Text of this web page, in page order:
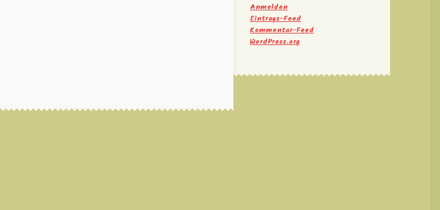
Anmelden
Eintrags-Feed
Kommentar-Feed
WordPress.org